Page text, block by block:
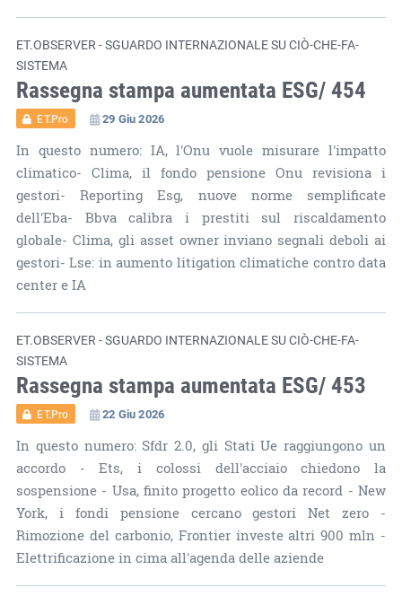
ET.OBSERVER - SGUARDO INTERNAZIONALE SU CIÒ-CHE-FA-
SISTEMA
Rassegna stampa aumentata ESG/ 454
ET.Pro 29 Giu 2026
In questo numero: IA, l'Onu vuole misurare l'impatto
climatico- Clima, il fondo pensione Onu revisiona i
gestori- Reporting Esg, nuove norme semplificate
dell'Eba- Bbva calibra i prestiti sul riscaldamento
globale- Clima, gli asset owner inviano segnali deboli ai
gestori- Lse: in aumento litigation climatiche contro data
center e IA
ET.OBSERVER - SGUARDO INTERNAZIONALE SU CIÒ-CHE-FA-
SISTEMA
Rassegna stampa aumentata ESG/ 453
ET.Pro 22 Giu 2026
In questo numero: Sfdr 2.0, gli Stati Ue raggiungono un
accordo - Ets, i colossi dell'acciaio chiedono la
sospensione - Usa, finito progetto eolico da record - New
York, i fondi pensione cercano gestori Net zero -
Rimozione del carbonio, Frontier investe altri 900 mln -
Elettrificazione in cima all'agenda delle aziende